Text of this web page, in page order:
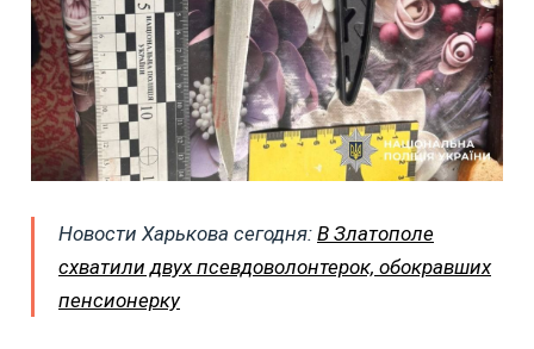
Новости Харькова сегодня: В Златополе
схватили двух псевдоволонтерок, обокравших
пенсионерку